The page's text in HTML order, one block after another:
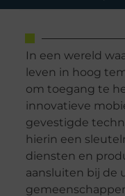
In een wereld
leven in hoog
om toegang te
innovatieve
gevestigde
hierin een
diensten en
aansluiten bij de